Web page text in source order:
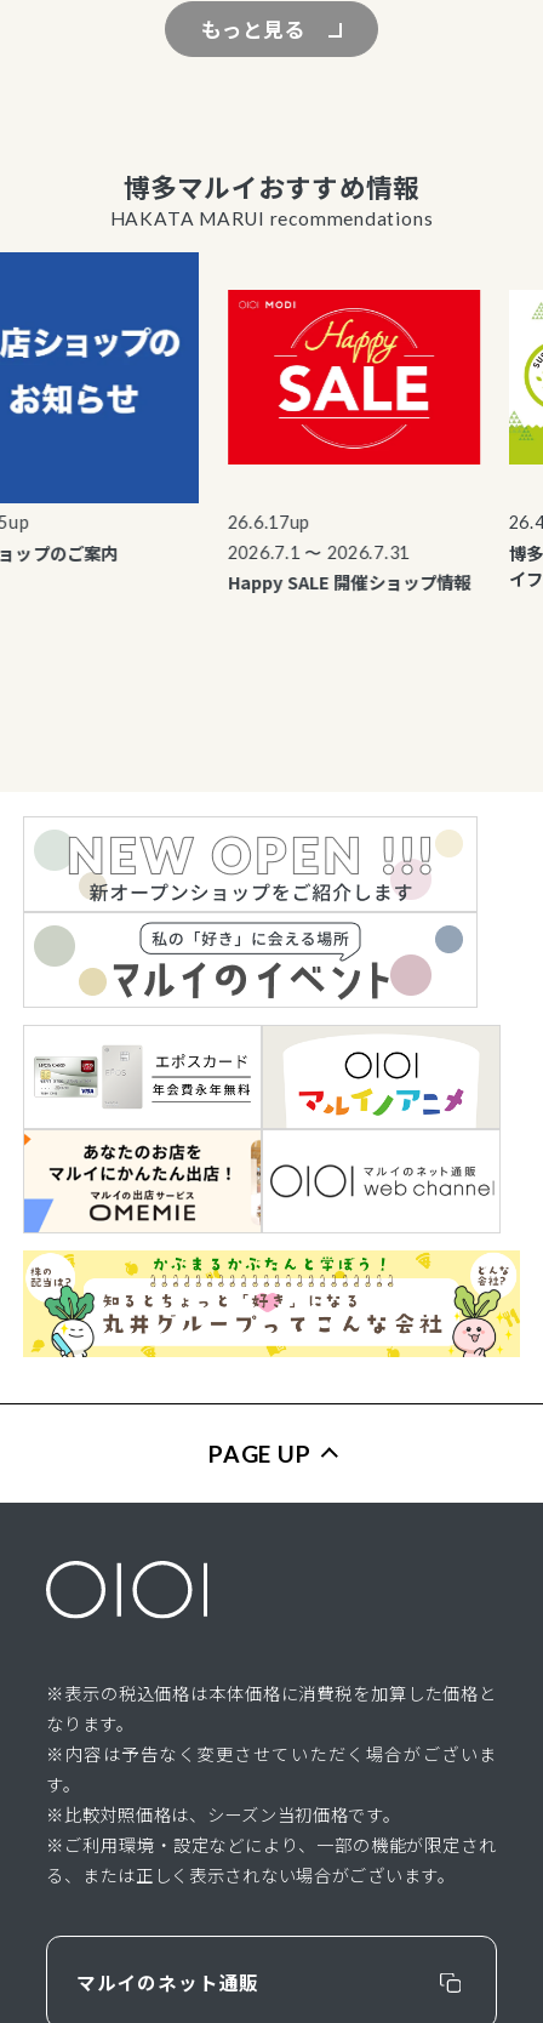
もっと見る
博多マルイおすすめ情報
HAKATA MARUI recommendations
プのご案内
26.6.17up
2026.7.1 〜 2026.7.31
Happy SALE 開催ショップ情報
博多
イフ
PAGE UP
※表示の税込価格は本体価格に消費税を加算した価格と
なります。
※内容は予告なく変更させていただく場合がございま
す。
※比較対照価格は、シーズン当初価格です。
※ご利用環境・設定などにより、一部の機能が限定され
る、または正しく表示されない場合がございます。
マルイのネット通販